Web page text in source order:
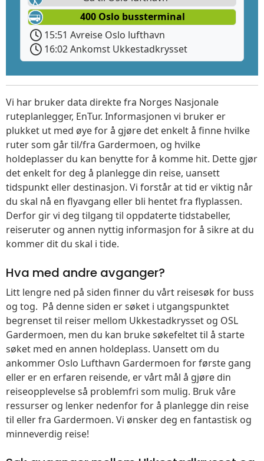
400 Oslo bussterminal
15:51 Avreise Oslo lufthavn
16:02 Ankomst Ukkestadkrysset
Vi har bruker data direkte fra Norges Nasjonale
ruteplanlegger, EnTur. Informasjonen vi bruker er
plukket ut med øye for å gjøre det enkelt å finne hvilke
ruter som går til/fra Gardermoen, og hvilke
holdeplasser du kan benytte for å komme hit. Dette gjør
det enkelt for deg å planlegge din reise, uansett
tidspunkt eller destinasjon. Vi forstår at tid er viktig når
du skal nå en flyavgang eller bli hentet fra flyplassen.
Derfor gir vi deg tilgang til oppdaterte tidstabeller,
reiseruter og annen nyttig informasjon for å sikre at du
kommer dit du skal i tide.
Hva med andre avganger?
Litt lengre ned på siden finner du vårt reisesøk for buss
og tog. På denne siden er søket i utgangspunktet
begrenset til reiser mellom Ukkestadkrysset og OSL
Gardermoen, men du kan bruke søkefeltet til å starte
søket med en annen holdeplass. Uansett om du
ankommer Oslo Lufthavn Gardermoen for første gang
eller er en erfaren reisende, er vårt mål å gjøre din
reiseopplevelse så problemfri som mulig. Bruk våre
ressurser og lenker nedenfor for å planlegge din reise
til eller fra Gardermoen. Vi ønsker deg en fantastisk og
minneverdig reise!